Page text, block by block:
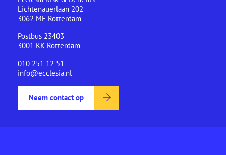
Lichtenauerlaan 202
3062 ME Rotterdam
Postbus 23403
3001 KK Rotterdam
010 251 12 51
info@ecclesia.nl
Neem contact op